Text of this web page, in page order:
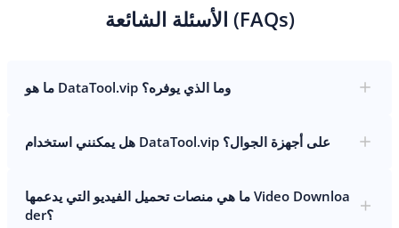
الأسئلة الشائعة (FAQs)
ما هو DataTool.vip وما الذي يوفره؟
هل يمكنني استخدام DataTool.vip على أجهزة الجوال؟
ما هي منصات تحميل الفيديو التي يدعمها Video Downloa
der؟